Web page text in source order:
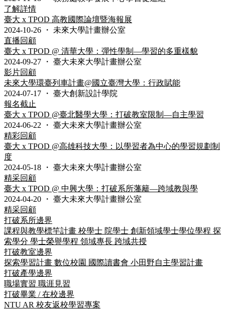
了解詳情
臺大 x TPOD 高教國際論壇暨海報展
2024-10-26 ・ 未來大學計畫辦公室
直播回顧
臺大 x TPOD @ 清華大學：彈性學制––學習的多重樣貌
2024-09-27 ・ 臺大未來大學計畫辦公室
影片回顧
未來大學環臺列車計畫@國立臺灣大學：行政賦能
2024-07-17 ・ 臺大創新設計學院
報名截止
臺大 x TPOD @臺北醫學大學：打破教室限制––自主學習
2024-06-22 ・ 臺大未來大學計畫辦公室
精彩回顧
臺大 x TPOD @高雄科技大學：以學習者為中心的學習規劃制
度
2024-05-18 ・ 臺大未來大學計畫辦公室
精采回顧
臺大 x TPOD @ 中興大學：打破系所藩籬––跨域教與學
2024-04-20 ・ 臺大未來大學計畫辦公室
精采回顧
打破系所邊界
課程與教學標竿計畫 校學士 院學士 創新領域學士學位學程 探
索學分 學士榮譽學程 領域專長 跨域共授
打破教室邊界
探索學習計畫 數位校園 國際讀書會 小田野自主學習計畫
打破產學邊界
職場實習 職涯見習
打破畢業 / 在校邊界
NTU AR 校友返校學習專案